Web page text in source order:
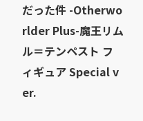
だった件 -Otherwo
rlder Plus-魔王リム
ル＝テンペスト フ
ィギュア Special v
er.